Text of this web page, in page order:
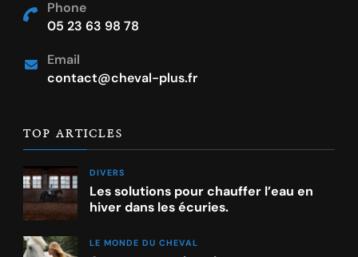
Phone
05 23 63 98 78
Email
contact@cheval-plus.fr
TOP ARTICLES
DIVERS
Les solutions pour chauffer l’eau en
hiver dans les écuries.
LE MONDE DU CHEVAL